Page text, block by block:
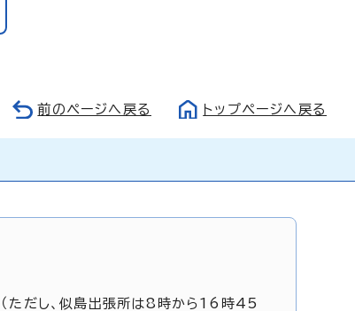
前のページへ戻る トップページへ戻る
だし、似島出張所は8時から16時45